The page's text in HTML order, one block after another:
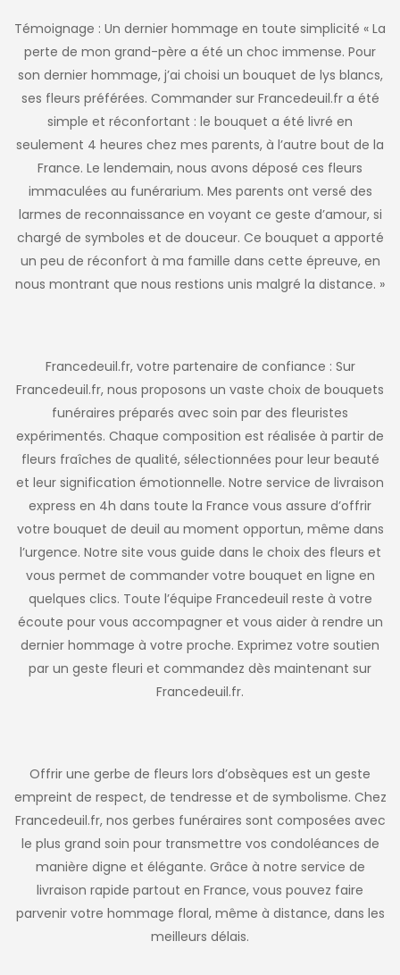
Témoignage : Un dernier hommage en toute simplicité « La
perte de mon grand-père a été un choc immense. Pour
son dernier hommage, j’ai choisi un bouquet de lys blancs,
ses fleurs préférées. Commander sur Francedeuil.fr a été
simple et réconfortant : le bouquet a été livré en
seulement 4 heures chez mes parents, à l’autre bout de la
France. Le lendemain, nous avons déposé ces fleurs
immaculées au funérarium. Mes parents ont versé des
larmes de reconnaissance en voyant ce geste d’amour, si
chargé de symboles et de douceur. Ce bouquet a apporté
un peu de réconfort à ma famille dans cette épreuve, en
nous montrant que nous restions unis malgré la distance. »
Francedeuil.fr, votre partenaire de confiance : Sur
Francedeuil.fr, nous proposons un vaste choix de bouquets
funéraires préparés avec soin par des fleuristes
expérimentés. Chaque composition est réalisée à partir de
fleurs fraîches de qualité, sélectionnées pour leur beauté
et leur signification émotionnelle. Notre service de livraison
express en 4h dans toute la France vous assure d’offrir
votre bouquet de deuil au moment opportun, même dans
l’urgence. Notre site vous guide dans le choix des fleurs et
vous permet de commander votre bouquet en ligne en
quelques clics. Toute l’équipe Francedeuil reste à votre
écoute pour vous accompagner et vous aider à rendre un
dernier hommage à votre proche. Exprimez votre soutien
par un geste fleuri et commandez dès maintenant sur
Francedeuil.fr.
Offrir une gerbe de fleurs lors d’obsèques est un geste
empreint de respect, de tendresse et de symbolisme. Chez
Francedeuil.fr, nos gerbes funéraires sont composées avec
le plus grand soin pour transmettre vos condoléances de
manière digne et élégante. Grâce à notre service de
livraison rapide partout en France, vous pouvez faire
parvenir votre hommage floral, même à distance, dans les
meilleurs délais.